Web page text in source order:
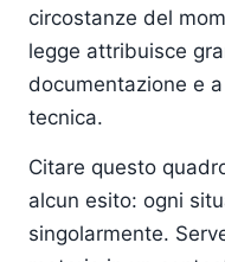
circostanze del
legge attribuisce
documentazione e
tecnica.
Citare questo
alcun esito: ogni
singolarmente.